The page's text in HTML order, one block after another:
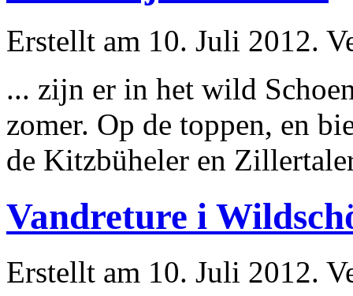
Erstellt am 10. Juli 2012.
... zijn er in het wild
zomer. Op de toppen, en
de Kitzbüheler en Zillertal
Vandreture i
Erstellt am 10. Juli 2012.